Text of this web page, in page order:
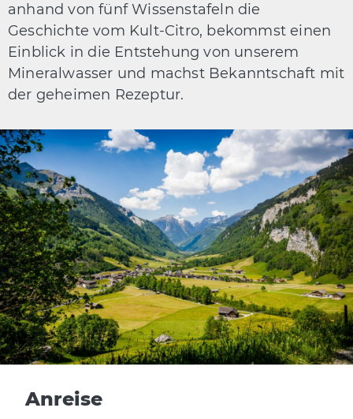
anhand von fünf Wissenstafeln die
Geschichte vom Kult-Citro, bekommst einen
Einblick in die Entstehung von unserem
Mineralwasser und machst Bekanntschaft mit
der geheimen Rezeptur.
Anreise